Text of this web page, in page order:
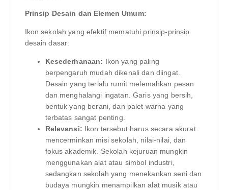
Prinsip Desain dan Elemen Umum:
Ikon sekolah yang efektif mematuhi prinsip-prinsip
desain dasar:
Kesederhanaan: Ikon yang paling
berpengaruh mudah dikenali dan diingat.
Desain yang terlalu rumit melemahkan pesan
dan menghalangi ingatan. Garis yang bersih,
bentuk yang berani, dan palet warna yang
terbatas sangat penting.
Relevansi: Ikon tersebut harus secara akurat
mencerminkan misi sekolah, nilai-nilai, dan
fokus akademik. Sekolah kejuruan mungkin
menggunakan alat atau simbol industri,
sedangkan sekolah yang menekankan seni dan
budaya mungkin menampilkan alat musik atau